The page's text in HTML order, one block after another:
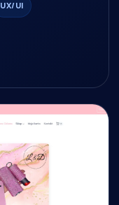
UX/UI